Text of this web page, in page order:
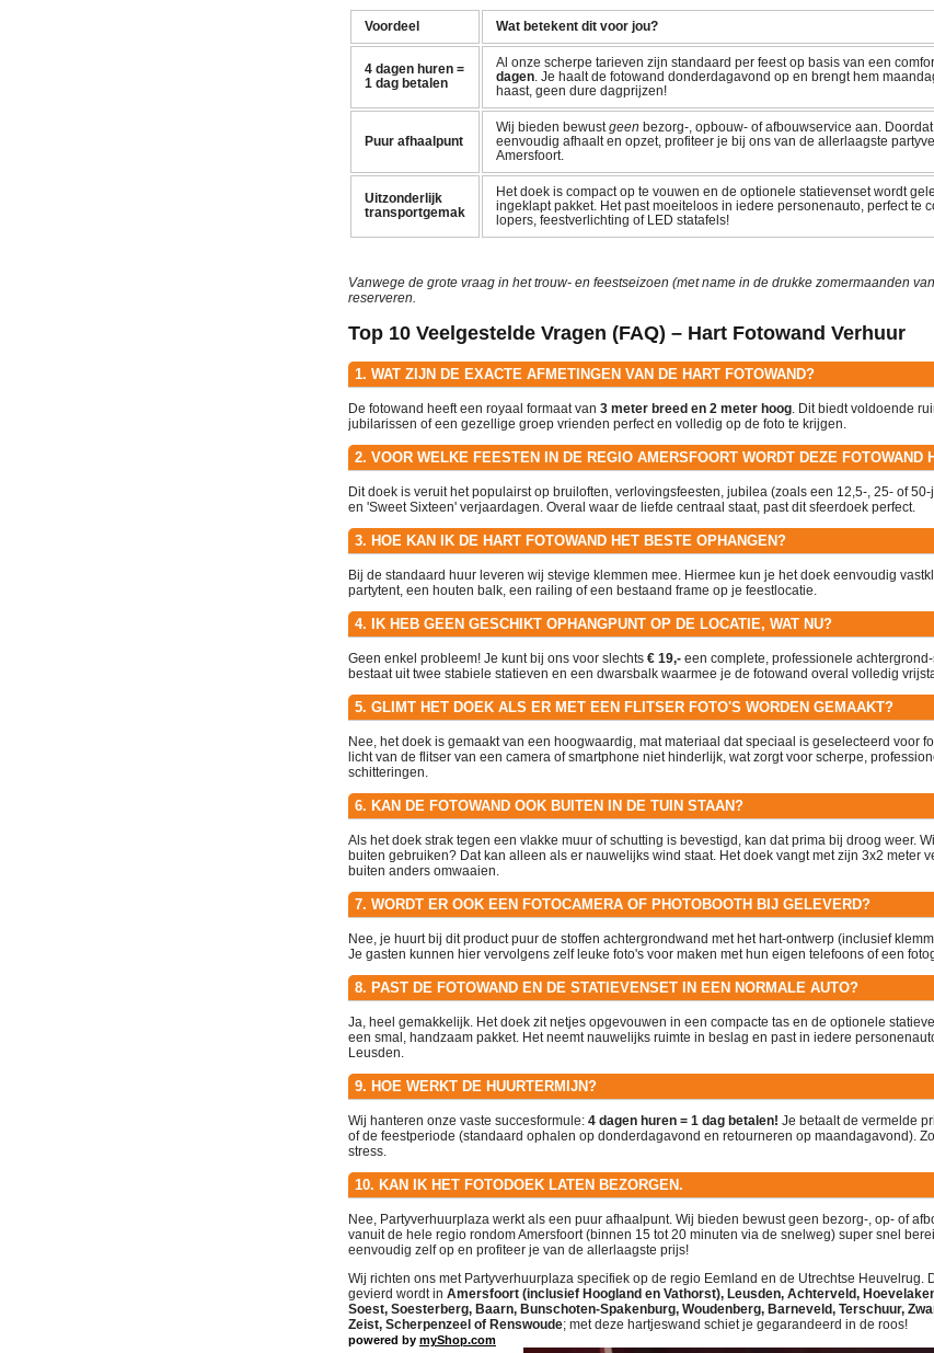
Voordeel Wat betekent dit voor jou?
4 dagen huren =
1 dag betalen
Al onze scherpe tarieven zijn standaard per feest op basis van een
dagen. Je haalt de fotowand donderdagavond op en brengt hem
haast, geen dure dagprijzen!
Puur afhaalpunt
Wij bieden bewustgeen bezorg-, opbouw- of afbouwservice aan.
eenvoudig afhaalt en opzet, profiteer je bij ons van de allerlaagste
Amersfoort.
Uitzonderlijk
transportgemak
Het doek is compact op te vouwen en de optionele statievenset wordt
ingeklapt pakket. Het past moeiteloos in iedere personenauto, perfect te
lopers, feestverlichting of LED statafels!
Vanwege de grote vraag in het trouw- en feestseizoen (met name in de drukke zomermaanden
reserveren.
Top 10 Veelgestelde Vragen (FAQ) – Hart Fotowand Verhuur
1. WAT ZIJN DE EXACTE AFMETINGEN VAN DE HART FOTOWAND?
De fotowand heeft een royaal formaat van 3 meter breed en 2 meter hoog . Dit biedt voldoende
jubilarissen of een gezellige groep vrienden perfect en volledig op de foto te krijgen.
2. VOOR WELKE FEESTEN IN DE REGIO AMERSFOORT WORDT DEZE FOTOWAND
Dit doek is veruit het populairst op bruiloften, verlovingsfeesten, jubilea (zoals een 12,5-, 25- of
en 'Sweet Sixteen' verjaardagen. Overal waar de liefde centraal staat, past dit sfeerdoek perfect.
3. HOE KAN IK DE HART FOTOWAND HET BESTE OPHANGEN?
Bij de standaard huur leveren wij stevige klemmen mee. Hiermee kun je het doek eenvoudig
partytent, een houten balk, een railing of een bestaand frame op je feestlocatie.
4. IK HEB GEEN GESCHIKT OPHANGPUNT OP DE LOCATIE, WAT NU?
Geen enkel probleem! Je kunt bij ons voor slechts € 19,- een complete, professionele
bestaat uit twee stabiele statieven en een dwarsbalk waarmee je de fotowand overal volledig
5. GLIMT HET DOEK ALS ER MET EEN FLITSER FOTO'S WORDEN GEMAAKT?
Nee, het doek is gemaakt van een hoogwaardig, mat materiaal dat speciaal is geselecteerd voor
licht van de flitser van een camera of smartphone niet hinderlijk, wat zorgt voor scherpe,
schitteringen.
6. KAN DE FOTOWAND OOK BUITEN IN DE TUIN STAAN?
Als het doek strak tegen een vlakke muur of schutting is bevestigd, kan dat prima bij droog weer.
buiten gebruiken? Dat kan alleen als er nauwelijks wind staat. Het doek vangt met zijn 3x2 meter
buiten anders omwaaien.
7. WORDT ER OOK EEN FOTOCAMERA OF PHOTOBOOTH BIJ GELEVERD?
Nee, je huurt bij dit product puur de stoffen achtergrondwand met het hart-ontwerp (inclusief
Je gasten kunnen hier vervolgens zelf leuke foto's voor maken met hun eigen telefoons of een
8. PAST DE FOTOWAND EN DE STATIEVENSET IN EEN NORMALE AUTO?
Ja, heel gemakkelijk. Het doek zit netjes opgevouwen in een compacte tas en de optionele
een smal, handzaam pakket. Het neemt nauwelijks ruimte in beslag en past in iedere
Leusden.
9. HOE WERKT DE HUURTERMIJN?
Wij hanteren onze vaste succesformule: 4 dagen huren = 1 dag betalen! Je betaalt de vermelde
of de feestperiode (standaard ophalen op donderdagavond en retourneren op maandagavond).
stress.
10. KAN IK HET FOTODOEK LATEN BEZORGEN.
Nee, Partyverhuurplaza werkt als een puur afhaalpunt. Wij bieden bewust geen bezorg-, op- of
vanuit de hele regio rondom Amersfoort (binnen 15 tot 20 minuten via de snelweg) super snel
eenvoudig zelf op en profiteer je van de allerlaagste prijs!
Wij richten ons met Partyverhuurplaza specifiek op de regio Eemland en de Utrechtse Heuvelrug.
gevierd wordt in Amersfoort (inclusief Hoogland en Vathorst), Leusden, Achterveld,
Soest, Soesterberg, Baarn, Bunschoten-Spakenburg, Woudenberg, Barneveld, Terschuur,
Zeist, Scherpenzeel of Renswoude; met deze hartjeswand schiet je gegarandeerd in de roos!
powered by myShop.com